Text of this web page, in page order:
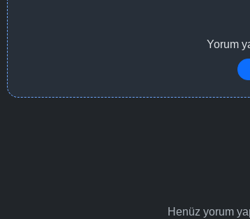
Yorum
Henüz yorum